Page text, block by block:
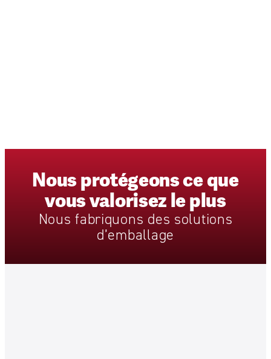
Nousprotégeonsceque
vousvalorisez leplus
Nous fabriquons des solutions
d’emballage